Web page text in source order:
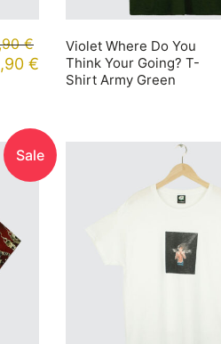
€
€
Violet Where Do You
Think Your Going? T-
Shirt Army Green
Sale